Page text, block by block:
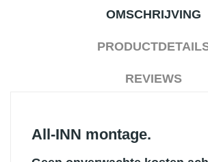
OMSCHRIJVING
REVIEWS
All-INN montage.